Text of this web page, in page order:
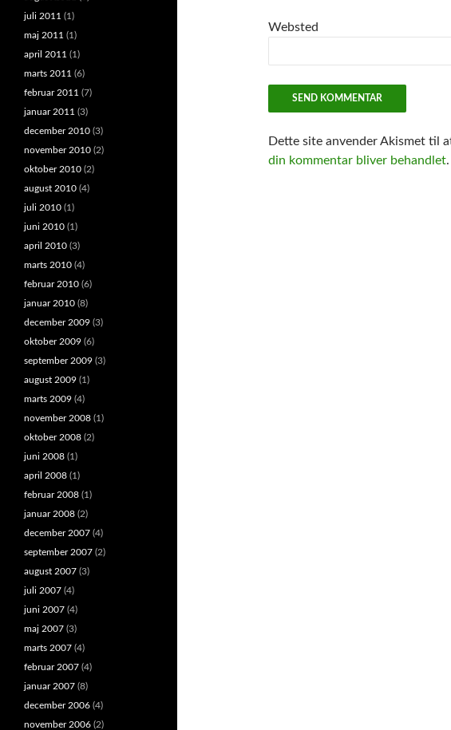
Websted
Dette site anvender Akismet til
din kommentar bliver behandlet.
juli 2011 (1)
maj 2011 (1)
april 2011 (1)
marts 2011 (6)
februar 2011 (7)
januar 2011 (3)
december 2010 (3)
november 2010 (2)
oktober 2010 (2)
august 2010 (4)
juli 2010 (1)
juni 2010 (1)
april 2010 (3)
marts 2010 (4)
februar 2010 (6)
januar 2010 (8)
december 2009 (3)
oktober 2009 (6)
september 2009 (3)
august 2009 (1)
marts 2009 (4)
november 2008 (1)
oktober 2008 (2)
juni 2008 (1)
april 2008 (1)
februar 2008 (1)
januar 2008 (2)
december 2007 (4)
september 2007 (2)
august 2007 (3)
juli 2007 (4)
juni 2007 (4)
maj 2007 (3)
marts 2007 (4)
februar 2007 (4)
januar 2007 (8)
december 2006 (4)
november 2006 (2)